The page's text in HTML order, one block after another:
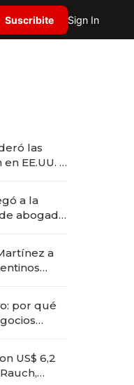
Suscribite Sign In
las
EE.UU. y
a la
abogado
a
por qué
US$ 6,2